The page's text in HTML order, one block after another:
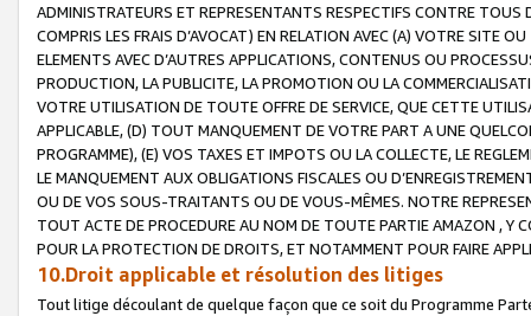
ADMINISTRATEURS ET REPRESENTANTS RESPECTIFS CONTRE
COMPRIS LES FRAIS D’AVOCAT) EN RELATION AVEC (A) VOTRE SITE
ELEMENTS AVEC D’AUTRES APPLICATIONS, CONTENUS OU
PRODUCTION, LA PUBLICITE, LA PROMOTION OU LA
VOTRE UTILISATION DE TOUTE OFFRE DE SERVICE, QUE CETTE
APPLICABLE, (D) TOUT MANQUEMENT DE VOTRE PART A UNE
PROGRAMME), (E) VOS TAXES ET IMPOTS OU LA COLLECTE, LE
LE MANQUEMENT AUX OBLIGATIONS FISCALES OU
OU DE VOS SOUS-TRAITANTS OU DE VOUS-MÊMES. NOTRE
TOUT ACTE DE PROCEDURE AU NOM DE TOUTE PARTIE AMAZON , Y
POUR LA PROTECTION DE DROITS, ET NOTAMMENT POUR FAIRE
10.Droit applicable et résolution des litiges
Tout litige découlant de quelque façon que ce soit du Programme